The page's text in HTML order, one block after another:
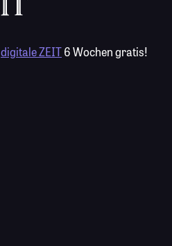
digitale ZEIT6 Wochen gratis!